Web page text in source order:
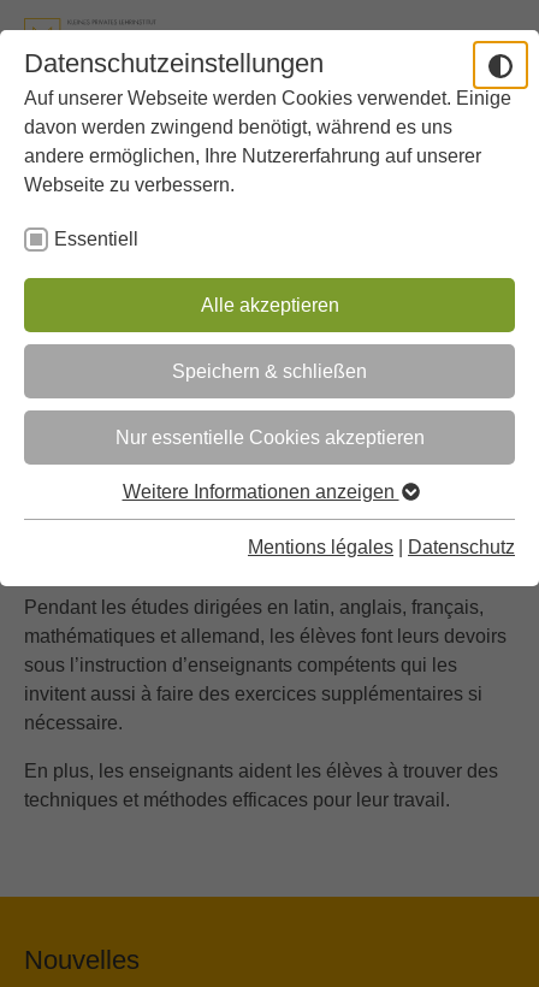
Datenschutzeinstellungen
Auf unserer Webseite werden Cookies verwendet. Einige
davon werden zwingend benötigt, während es uns
andere ermöglichen, Ihre Nutzererfahrung auf unserer
Webseite zu verbessern.
Essentiell
Alle akzeptieren
Speichern & schließen
Nur essentielle Cookies akzeptieren
Weitere Informationen anzeigen
Mentions légales Datenschutz
Vous êtes ici:
Lycée Offres supplémentaires Études dirigées
Bassin dans la cour de récréation
Pendant les études dirigées en latin, anglais, français,
mathématiques et allemand, les élèves font leurs devoirs
sous l’instruction d’enseignants compétents qui les
invitent aussi à faire des exercices supplémentaires si
nécessaire.
En plus, les enseignants aident les élèves à trouver des
techniques et méthodes efficaces pour leur travail.
Nouvelles